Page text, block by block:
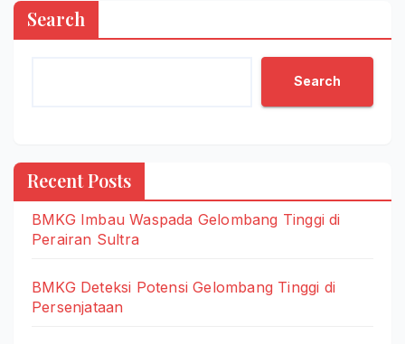
Search
Search
Recent Posts
BMKG Imbau Waspada Gelombang Tinggi di
Perairan Sultra
BMKG Deteksi Potensi Gelombang Tinggi di
Persenjataan